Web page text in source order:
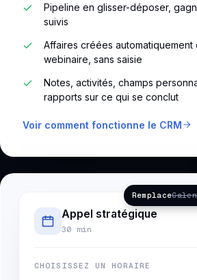
Pipeline en glisser-déposer,
suivis
Affaires créées automatiquement
webinaire, sans saisie
Notes, activités, champs
rapports sur ce qui se conclut
Voir comment fonctionne le CRM
Remplace
Appel stratégique
30 min
CHOISISSEZ UN HORAIRE